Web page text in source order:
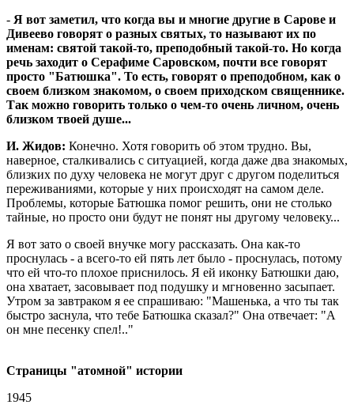
- Я вот заметил, что когда вы и многие другие в Сарове и
Дивеево говорят о разных святых, то называют их по
именам: святой такой-то, преподобный такой-то. Но когда
речь заходит о Серафиме Саровском, почти все говорят
просто "Батюшка". То есть, говорят о преподобном, как о
своем близком знакомом, о своем приходском священнике.
Так можно говорить только о чем-то очень личном, очень
близком твоей душе...
И. Жидов: Конечно. Хотя говорить об этом трудно. Вы,
наверное, сталкивались с ситуацией, когда даже два знакомых,
близких по духу человека не могут друг с другом поделиться
переживаниями, которые у них происходят на самом деле.
Проблемы, которые Батюшка помог решить, они не столько
тайные, но просто они будут не понят ны другому человеку...
Я вот зато о своей внучке могу рассказать. Она как-то
проснулась - а всего-то ей пять лет было - проснулась, потому
что ей что-то плохое приснилось. Я ей иконку Батюшки даю,
она хватает, засовывает под подушку и мгновенно засыпает.
Утром за завтраком я ее спрашиваю: "Машенька, а что ты так
быстро заснула, что тебе Батюшка сказал?" Она отвечает: "А
он мне песенку спел!.."
Страницы "атомной" истории
1945